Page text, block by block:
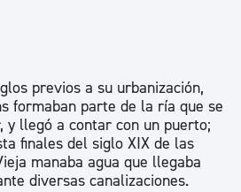
previos a su urbanización,
formaban parte de la ría que se
y llegó a contar con un puerto;
finales del siglo XIX de las
manaba agua que llegaba
diversas canalizaciones.